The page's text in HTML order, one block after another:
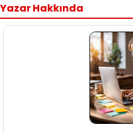
Yazar Hakkında